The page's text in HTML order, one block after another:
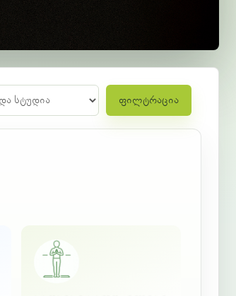
ფილტრაცია